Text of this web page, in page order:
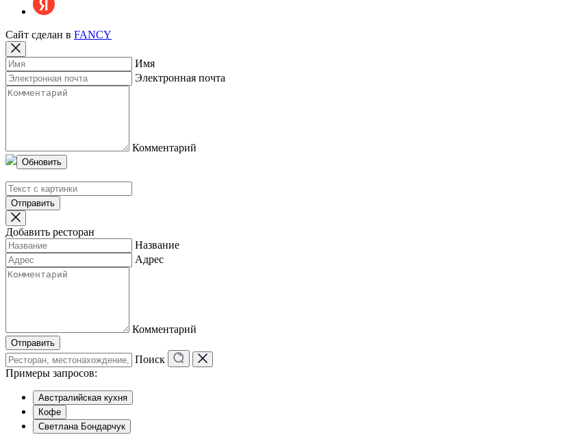
Сайт сделан в FANCY
Имя
Электронная почта
Комментарий
Обновить
Отправить
Добавить ресторан
Название
Адрес
Комментарий
Отправить
Поиск
Примеры запросов:
Австралийская кухня
Кофе
Светлана Бондарчук